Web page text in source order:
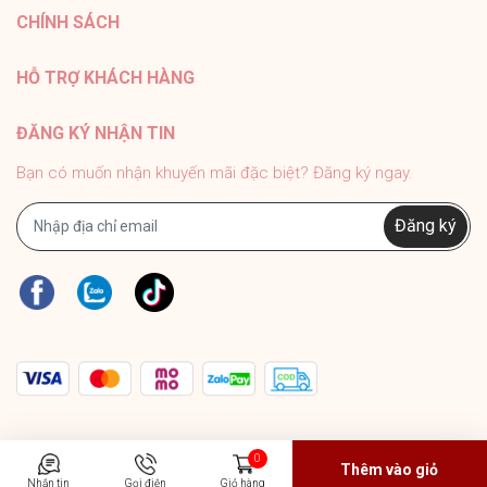
#PhukienMELY #phukienthoitrang #accessories
CHÍNH SÁCH
HỖ TRỢ KHÁCH HÀNG
ĐĂNG KÝ NHẬN TIN
Bạn có muốn nhận khuyến mãi đặc biệt? Đăng ký ngay.
Đăng ký
Nhắn tin Gọi điện
0
Giỏ hàng
Thêm vào giỏ